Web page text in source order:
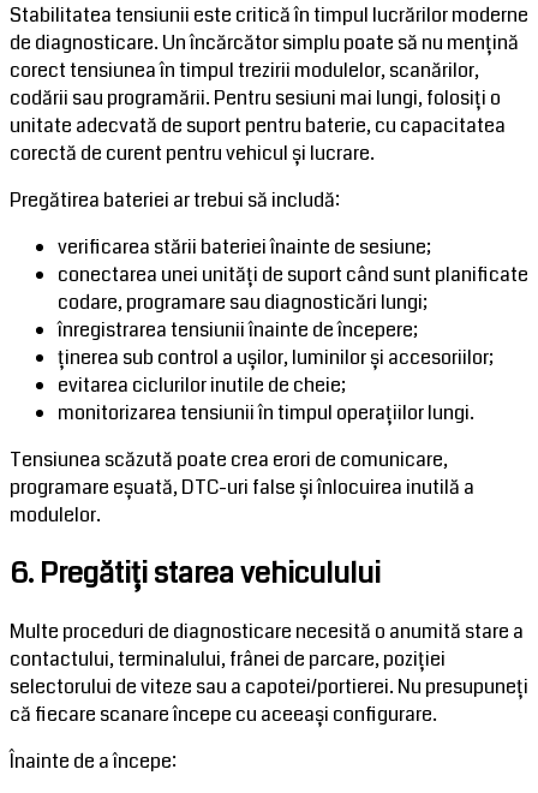
Stabilitatea tensiunii este critică în timpul lucrărilor moderne
de diagnosticare. Un încărcător simplu poate să nu mențină
corect tensiunea în timpul trezirii modulelor, scanărilor,
codării sau programării. Pentru sesiuni mai lungi, folosiți o
unitate adecvată de suport pentru baterie, cu capacitatea
corectă de curent pentru vehicul și lucrare.
Pregătirea bateriei ar trebui să includă:
verificarea stării bateriei înainte de sesiune;
conectarea unei unități de suport când sunt planificate
codare, programare sau diagnosticări lungi;
înregistrarea tensiunii înainte de începere;
ținerea sub control a ușilor, luminilor și accesoriilor;
evitarea ciclurilor inutile de cheie;
monitorizarea tensiunii în timpul operațiilor lungi.
Tensiunea scăzută poate crea erori de comunicare,
programare eșuată, DTC-uri false și înlocuirea inutilă a
modulelor.
6. Pregătiți starea vehiculului
Multe proceduri de diagnosticare necesită o anumită stare a
contactului, terminalului, frânei de parcare, poziției
selectorului de viteze sau a capotei/portierei. Nu presupuneți
că fiecare scanare începe cu aceeași configurare.
Înainte de a începe: